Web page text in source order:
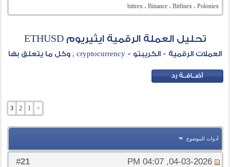
bittrex ، Binance ، Bitfinex ، Poloniex
تحليل العملة الرقمية ايثيريوم ETHUSD
العملات الرقمية - الكريبتو - cryptocurrency , وكل ما يتعلق بها
<
1
2
3
أدوات الموضوع
#
21 04-03-2026, 04:07 PM